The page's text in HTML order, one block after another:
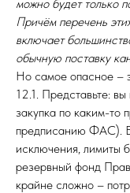
можно будет только
Причём перечень
включает
обычную поставку
Но самое опасное –
12.1. Представьте:
закупка по каким-то
предписанию ФАС).
исключения, лимиты
резервный фонд
крайне сложно –